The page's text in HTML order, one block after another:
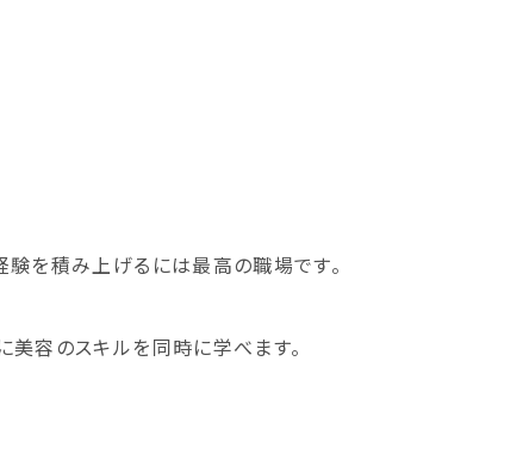
を積み上げるには最高の職場です。
容のスキルを同時に学べます。